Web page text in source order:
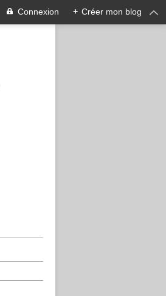
Connexion + Créer mon blog